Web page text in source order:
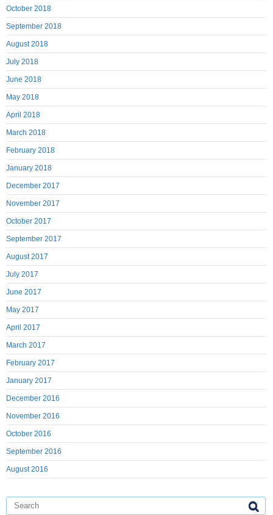
October 2018
September 2018
August 2018
July 2018
June 2018
May 2018
April 2018
March 2018
February 2018
January 2018
December 2017
November 2017
October 2017
September 2017
August 2017
July 2017
June 2017
May 2017
April 2017
March 2017
February 2017
January 2017
December 2016
November 2016
October 2016
September 2016
August 2016